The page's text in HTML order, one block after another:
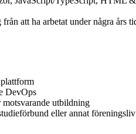
att ha arbetat under några års
DevOps
utbildning
eller annat föreningsliv